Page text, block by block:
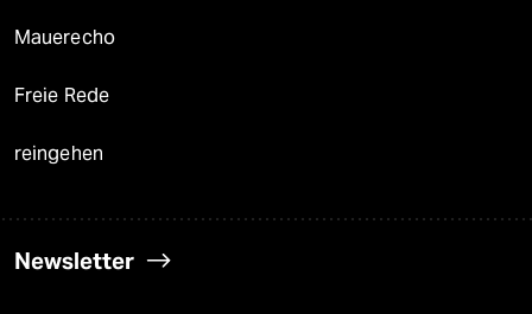
Mauerecho
Freie Rede
reingehen
Newsletter